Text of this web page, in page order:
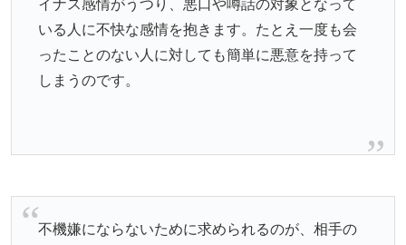
イナス感情がうつり、悪口や噂話の対象となって
いる人に不快な感情を抱きます。たとえ一度も会
ったことのない人に対しても簡単に悪意を持って
しまうのです。
不機嫌にならないために求められるのが、相手の